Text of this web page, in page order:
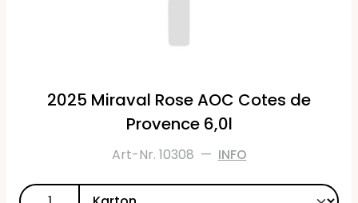
2025 Miraval Rose AOC Cotes de
Provence 6,0l
Art-Nr. 10308 — INFO